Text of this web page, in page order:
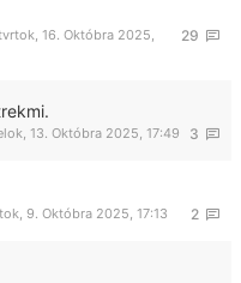
29
16. Októbra 2025,
3
13. Októbra 2025, 17:49
2
9. Októbra 2025, 17:13